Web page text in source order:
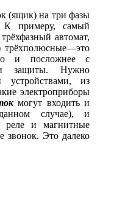
(ящик) на три фазы
К примеру, самый
автомат,
и посложнее с
защиты. Нужно
устройствами, из
электроприборы
могут входить и
случае), и
и магнитные
звонок. Это далеко